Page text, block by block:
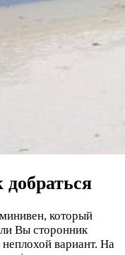
который
Вы сторонник
вариант. На